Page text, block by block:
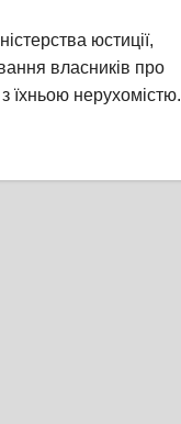
юстиції,
власників про
з їхньою нерухомістю.